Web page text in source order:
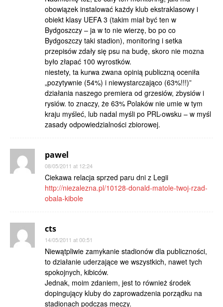
obowiązek instalować każdy klub ekstraklasowy i
obiekt klasy UEFA 3 (takim miał być ten w
Bydgoszczy – ja w to nie wierzę, bo po co
Bydgoszczy taki stadion), monitoring i setka
przepisów zdały się psu na budę, skoro nie mozna
było złapać 100 wyrostków.
niestety, ta kurwa zwana opinią publiczną oceniła
„pozytywnie (54%) i niewystarczająco (63%!!!)”
działania naszego premiera od grzesiów, zbysiów i
rysiów. to znaczy, że 63% Polaków nie umie w tym
kraju myśleć, lub nadal myśli po PRL-owsku – w myśl
zasady odpowiedzialności zbiorowej.
pawel
08/05/2011 at 12:24
Ciekawa relacja sprzed paru dni z Legii
http://niezalezna.pl/10128-donald-matole-twoj-rzad-
obala-kibole
cts
14/05/2011 at 00:51
Niewątpliwie zamykanie stadionów dla publiczności,
to działanie uderzające we wszystkich, nawet tych
spokojnych, kibiców.
Jednak, moim zdaniem, jest to również środek
dopingujący kluby do zaprowadzenia porządku na
stadionach podczas meczy.